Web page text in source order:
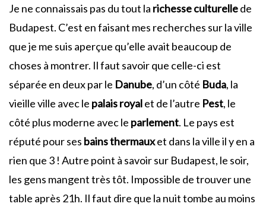
Je ne connaissais pas du tout la richesse culturellede
Budapest. C’est en faisant mes recherches sur la ville
que je me suis aperçue qu’elle avait beaucoup de
choses à montrer. Il faut savoir que celle-ci est
séparée en deux par le Danube, d’un côté Buda, la
vieille ville avec le palais royalet de l’autre Pest, le
côté plus moderne avec le parlement. Le pays est
réputé pour ses bains thermauxet dans la ville il y en a
rien que 3 ! Autre point à savoir sur Budapest, le soir,
les gens mangent très tôt. Impossible de trouver une
table après 21h. Il faut dire que la nuit tombe au moins